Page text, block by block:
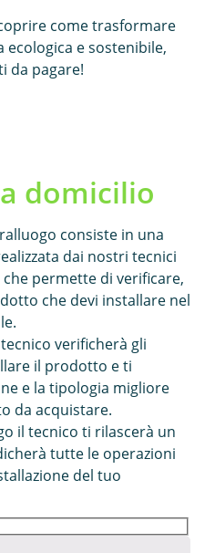
come trasformare
ecologica e sostenibile,
da pagare!
domicilio
consiste in una
dai nostri tecnici
che permette di verificare,
che devi installare nel
verificherà gli
il prodotto e ti
e la tipologia migliore
da acquistare.
il tecnico ti rilascerà un
tutte le operazioni
del tuo